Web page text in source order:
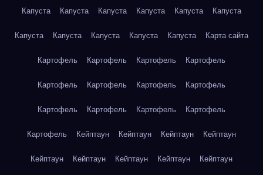
Капуста Капуста Капуста Капуста Капуста Капуста
Капуста Капуста Капуста Капуста Капуста Карта сайта
Картофель Картофель Картофель Картофель
Картофель Картофель Картофель Картофель
Картофель Картофель Картофель Картофель
Картофель Кейптаун Кейптаун Кейптаун Кейптаун
Кейптаун Кейптаун Кейптаун Кейптаун Кейптаун